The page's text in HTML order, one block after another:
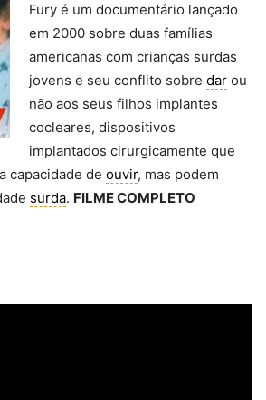
Fury é um documentário lançado
em 2000 sobre duas famílias
americanas com crianças surdas
jovens e seu conflito sobre dar ou
não aos seus filhos implantes
cocleares, dispositivos
implantados cirurgicamente que
capacidade de ouvir, mas podem
surda. FILME COMPLETO